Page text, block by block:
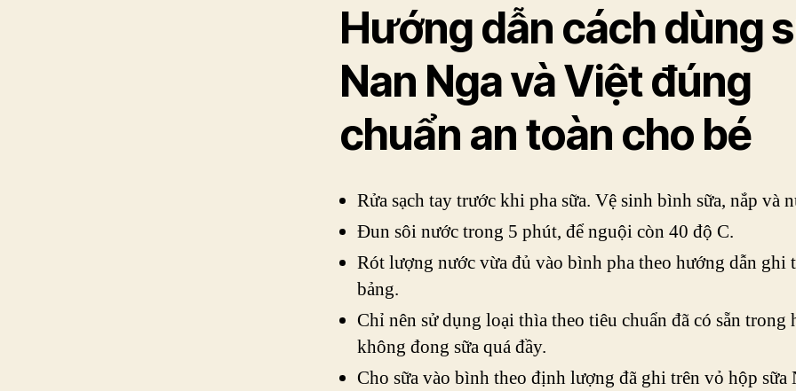
Hướng dẫn cách dùng
Nan Nga và Việt đúng
chuẩn an toàn cho bé
Rửa sạch tay trước khi pha sữa. Vệ sinh bình sữa, nắp và
Đun sôi nước trong 5 phút, để nguội còn 40 độ C.
Rót lượng nước vừa đủ vào bình pha theo hướng dẫn ghi
bảng.
Chỉ nên sử dụng loại thìa theo tiêu chuẩn đã có sẵn trong
không đong sữa quá đầy.
Cho sữa vào bình theo định lượng đã ghi trên vỏ hộp sữa